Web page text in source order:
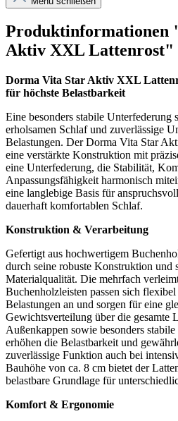
Produktinformationen
Aktiv XXL Lattenrost"
Dorma Vita Star Aktiv XXL
für höchste Belastbarkeit
Eine besonders stabile Unterfederung
erholsamen Schlaf und zuverlässige
Belastungen. Der Dorma Vita Star
eine verstärkte Konstruktion mit
eine Unterfederung, die Stabilität,
Anpassungsfähigkeit harmonisch
eine langlebige Basis für
dauerhaft komfortablen Schlaf.
Konstruktion & Verarbeitung
Gefertigt aus hochwertigem
durch seine robuste Konstruktion und
Materialqualität. Die mehrfach
Buchenholzleisten passen sich
Belastungen an und sorgen für eine
Gewichtsverteilung über die gesamte
Außenkappen sowie besonders
erhöhen die Belastbarkeit und
zuverlässige Funktion auch bei
Bauhöhe von ca. 8 cm bietet der
belastbare Grundlage für
Komfort & Ergonomie